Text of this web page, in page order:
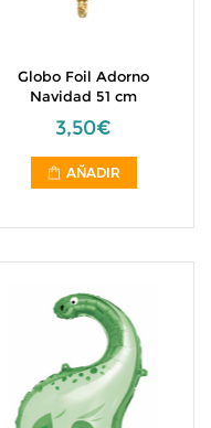
Globo Foil Adorno
Navidad 51 cm
3,50€
AÑADIR